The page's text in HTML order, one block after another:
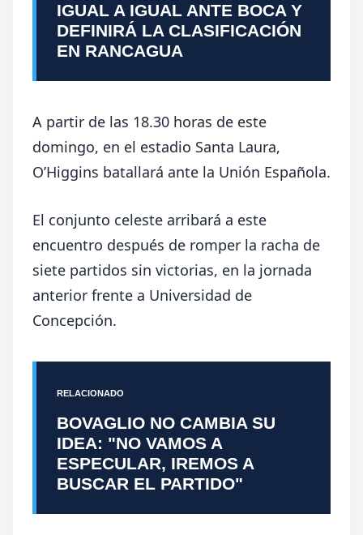
IGUAL A IGUAL ANTE BOCA Y
DEFINIRÁ LA CLASIFICACIÓN
EN RANCAGUA
A partir de las 18.30 horas de este
domingo, en el estadio Santa Laura,
O’Higgins batallará ante la Unión Española.
El conjunto celeste arribará a este
encuentro después de romper la racha de
siete partidos sin victorias, en la jornada
anterior frente a Universidad de
Concepción.
RELACIONADO
BOVAGLIO NO CAMBIA SU
IDEA: "NO VAMOS A
ESPECULAR, IREMOS A
BUSCAR EL PARTIDO"